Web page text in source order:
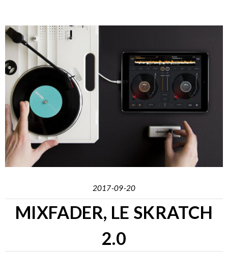
2017-09-20
MIXFADER, LE SKRATCH
2.0